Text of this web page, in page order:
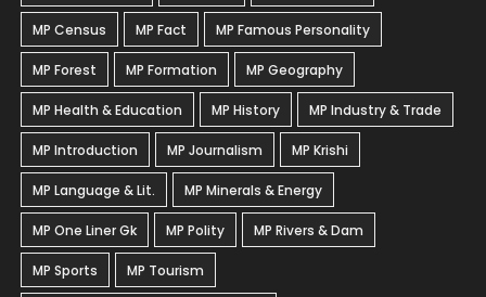
MP Census MP Fact MP Famous Personality
MP Forest MP Formation MP Geography
MP Health & Education MP History MP Industry & Trade
MP Introduction MP Journalism MP Krishi
MP Language & Lit. MP Minerals & Energy
MP One Liner Gk MP Polity MP Rivers & Dam
MP Sports MP Tourism